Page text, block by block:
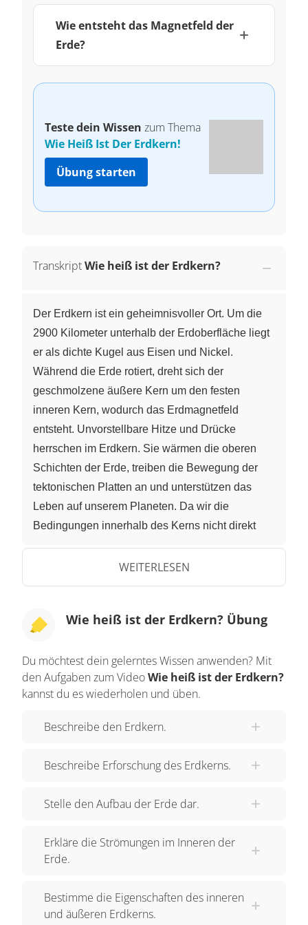
Wie entsteht das Magnetfeld der
Erde?
Teste dein Wissen zum Thema
Wie Heiß Ist Der Erdkern!
Übung starten
TranskriptWie heiß ist der Erdkern?
Der Erdkern ist ein geheimnisvoller Ort. Um die
2900 Kilometer unterhalb der Erdoberfläche liegt
er als dichte Kugel aus Eisen und Nickel.
Während die Erde rotiert, dreht sich der
geschmolzene äußere Kern um den festen
inneren Kern, wodurch das Erdmagnetfeld
entsteht. Unvorstellbare Hitze und Drücke
herrschen im Erdkern. Sie wärmen die oberen
Schichten der Erde, treiben die Bewegung der
tektonischen Platten an und unterstützen das
Leben auf unserem Planeten. Da wir die
Bedingungen innerhalb des Kerns nicht direkt
versuchen, diese Umgebung im Labor
nachzubilden. Eine Methode dafür ist diese hier:
Stück Eisen, in dem wir die Bedingungen, die im
Dafür müssen wir es sehr großem Druck
aussetzen und es dann unter diesem hohen
Druck schmelzen. Dazu strecken wie es hier
Erdkerns abschätzen, indem sie die Temperatur
schweren Kolben in dieses mit Wasserstoff
zehnfacher Atmosphärendruck, aber wenn wir
hier ankommen, herrscht dort der 2000-fache
WEITERLESEN
Wie heiß ist der Erdkern? Übung
Du möchtest dein gelerntes Wissen anwenden? Mit
den Aufgaben zum VideoWie heiß ist der Erdkern?
kannst du es wiederholen und üben.
Beschreibe den Erdkern.
Beschreibe Erforschung des Erdkerns.
Stelle den Aufbau der Erde dar.
Erkläre die Strömungen im Inneren der
Erde.
Bestimme die Eigenschaften des inneren
und äußeren Erdkerns.